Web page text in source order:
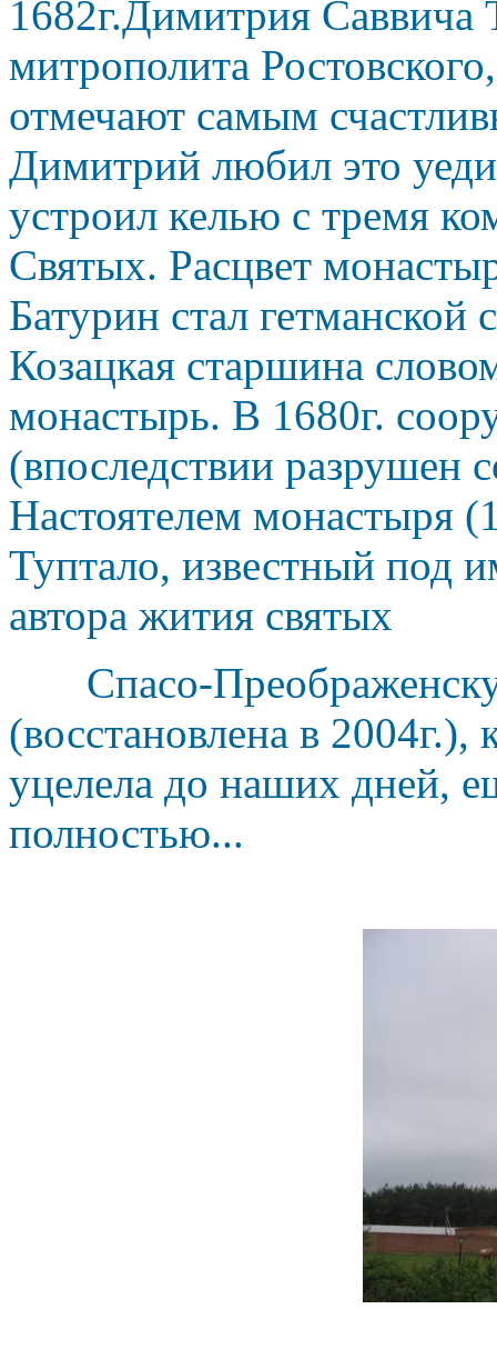
1682г.Димитрия Саввича
митрополита
отмечают самым
Димитрий любил это
устроил келью с тремя
Святых. Расцвет
Батурин стал
Козацкая старшина
монастырь. В 1680г.
(впоследствии разрушен
Настоятелем монастыря
Туптало, известный под
автора жития святых
Спасо-
(восстановлена в
уцелела до наших дней,
полностью...